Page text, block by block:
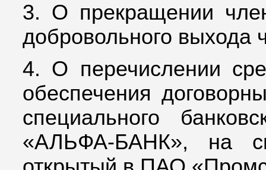
3. О прекращении
добровольного выхода
4. О перечислении
обеспечения
специального
«АЛЬФА-БАНК», на